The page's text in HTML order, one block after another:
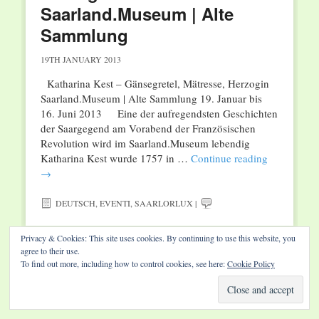
Saarland.Museum | Alte
Sammlung
19TH JANUARY 2013
Katharina Kest – Gänsegretel, Mätresse, Herzogin
Saarland.Museum | Alte Sammlung 19. Januar bis
16. Juni 2013 Eine der aufregendsten Geschichten
der Saargegend am Vorabend der Französischen
Revolution wird im Saarland.Museum lebendig
Katharina Kest wurde 1757 in … Continue reading
→
DEUTSCH,EVENTI,SAARLORLUX |
Privacy & Cookies: This site uses cookies. By continuing to use this website, you
agree to their use.
To find out more, including how to control cookies, see here:Cookie Policy